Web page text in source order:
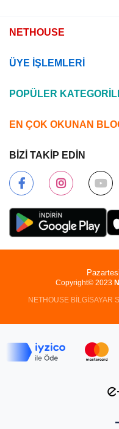
NETHOUSE
ÜYE İŞLEMLERİ
POPÜLER
EN ÇOK OKUNAN
BİZİ TAKİP EDİN
Copyright© 2023
NETHOUSE BİLGİSAYAR